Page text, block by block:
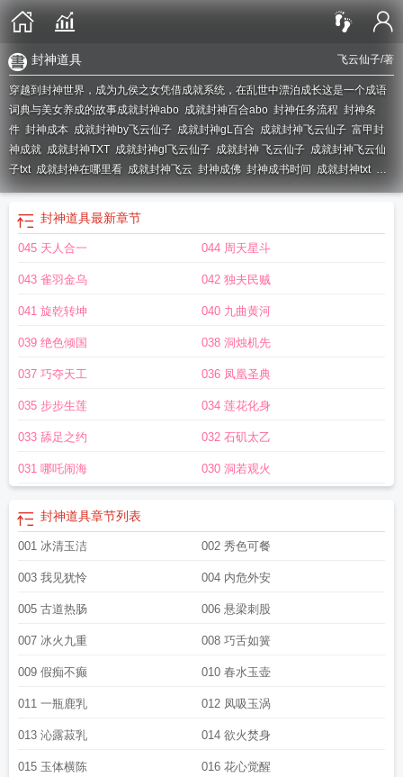
飞云仙子/著
封神道具
穿越到封神世界，成为九侯之女凭借成就系统，在乱世中漂泊成长这是一个成语
词典与美女养成的故事成就封神abo 成就封神百合abo 封神任务流程 封神条
件 封神成本 成就封神by飞云仙子 成就封神gL百合 成就封神飞云仙子 富甲封
神成就 成就封神TXT 成就封神gl飞云仙子 成就封神 飞云仙子 成就封神飞云仙
子txt 成就封神在哪里看 成就封神飞云 封神成佛 封神成书时间 成就封神txt 成
就封神(gl)封神操作成就封神by成就封神芈璃成就封神飞云仙子为什么不更新
封神第一部成就 封神成道
子 成就封神作者飞云仙子
歌成就封神飞云仙子n 成就封神飞云仙子po18成就封神芈璃飞云仙子
神地点成就封神百合
封神道具最新章节
045 天人合一 044 周天星斗
043 雀羽金乌 042 独夫民贼
041 旋乾转坤 040 九曲黄河
039 绝色倾国 038 洞烛机先
037 巧夺天工 036 凤凰圣典
035 步步生莲 034 莲花化身
033 舔足之约 032 石矶太乙
031 哪吒闹海 030 洞若观火
封神道具章节列表
001 冰清玉洁 002 秀色可餐
003 我见犹怜 004 内危外安
005 古道热肠 006 悬梁刺股
007 冰火九重 008 巧舌如簧
009 假痴不癫 010 春水玉壶
011 一瓶鹿乳 012 凤吸玉涡
013 沁露菽乳 014 欲火焚身
015 玉体横陈 016 花心觉醒